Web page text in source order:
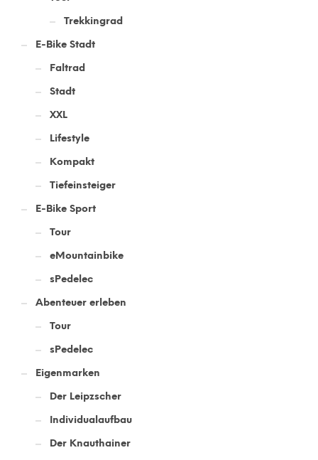
Trekkingrad
E-Bike Stadt
Faltrad
Stadt
XXL
Lifestyle
Kompakt
Tiefeinsteiger
E-Bike Sport
Tour
eMountainbike
sPedelec
Abenteuer erleben
Tour
sPedelec
Eigenmarken
Der Leipzscher
Individualaufbau
Der Knauthainer